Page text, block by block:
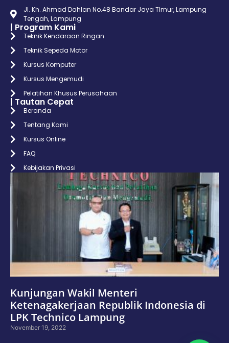
Jl. Kh. Ahmad Dahlan No.48 Bandar Jaya TImur, Lampung
Tengah, Lampung
| Program Kami
Teknik Kendaraan Ringan
Teknik Sepeda Motor
Kursus Komputer
Kursus Mengemudi
Pelatihan Khusus Perusahaan
| Tautan Cepat
Beranda
Tentang Kami
Kursus Online
FAQ
Kebijakan Privasi
Kunjungan Wakil Menteri
Ketenagakerjaan Republik Indonesia di
LPK Technico Lampung
November 19, 2022